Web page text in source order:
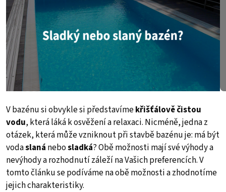
V bazénu si obvykle si představímekřišťálově čistou
vodu, která láká k osvěžení a relaxaci. Nicméně, jedna z
otázek, která může vzniknout při stavbě bazénu je: má být
vodaslaná nebosladká? Obě možnosti mají své výhody a
nevýhody a rozhodnutí záleží na Vašich preferencích. V
tomto článku se podíváme na obě možnosti a zhodnotíme
jejich charakteristiky.